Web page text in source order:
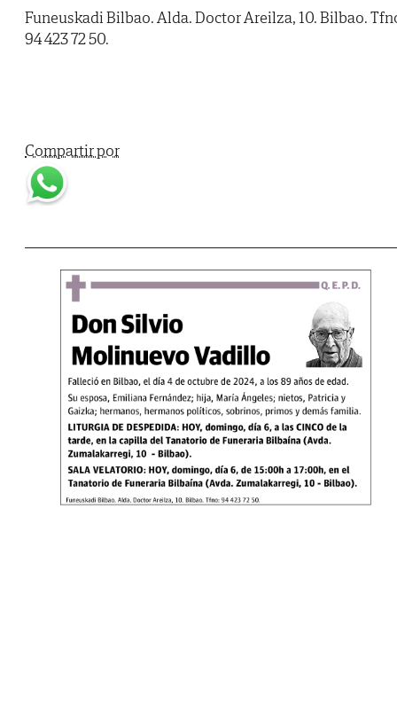
Funeuskadi Bilbao. Alda. Doctor Areilza, 10. Bilbao.
94 423 72 50.
Compartir por